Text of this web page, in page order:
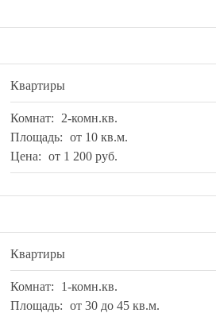
Квартиры
Комнат:
2-комн.кв.
Площадь: от 10 кв.м.
Цена: от 1 200 руб.
Квартиры
Комнат:
1-комн.кв.
Площадь: от 30 до 45 кв.м.